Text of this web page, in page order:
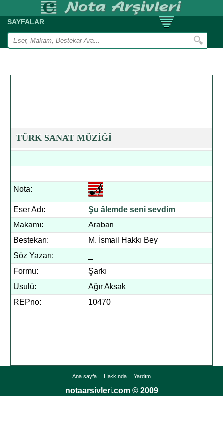
SAYFALAR
TÜRK SANAT MÜZİĞİ
Nota:
Eser Adı:
Şu âlemde seni sevdim
Makamı:
Araban
Bestekarı:
M. İsmail Hakkı Bey
Söz Yazarı:
Formu:
Şarkı
Usulü:
Ağır Aksak
REPno:
10470
Ana sayfa Hakkında Yardım
notaarsivleri.com © 2009